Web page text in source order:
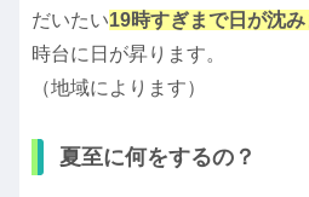
だいたい19時すぎまで日が沈
時台に日が昇ります。
（地域によります）
夏至に何をするの？